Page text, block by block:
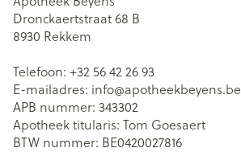
Dronckaertstraat 68 B
8930 Rekkem
Telefoon: +32 56 42 26 93
E-mailadres: info@apotheekbeyens.be
APB nummer: 343302
Apotheek titularis: Tom Goesaert
BTW nummer: BE0420027816